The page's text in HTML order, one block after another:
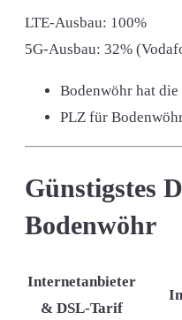
LTE-Ausbau: 100%
5G-Ausbau: 32%
Bodenwöhr hat
PLZ für
Günstigstes
Bodenwöhr
Internetanbieter
& DSL-Tarif